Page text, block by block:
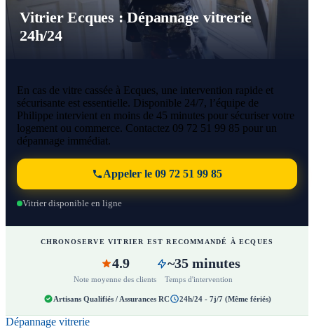
Vitrier Ecques : Dépannage vitrerie
24h/24
En cas de vitre cassée à Ecques, une intervention rapide et
sécurisante est essentielle. Disponible 24/7, l’équipe de
Philippe intervient en moins de 45 minutes pour sécuriser votre
logement ou commerce. Contactez 09 72 51 99 85 pour un
dépannage immédiat.
Appeler le 09 72 51 99 85
Vitrier disponible en ligne
CHRONOSERVE VITRIER EST RECOMMANDÉ À ECQUES
4.9
Note moyenne des clients
~35 minutes
Temps d'intervention
Artisans Qualifiés / Assurances RC 24h/24 - 7j/7 (Même fériés)
Dépannage vitrerie